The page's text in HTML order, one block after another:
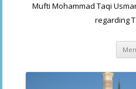
Mufti Mohammad Taqi
regarding